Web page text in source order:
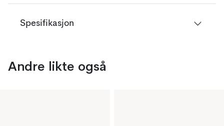
Spesifikasjon
Andre likte også